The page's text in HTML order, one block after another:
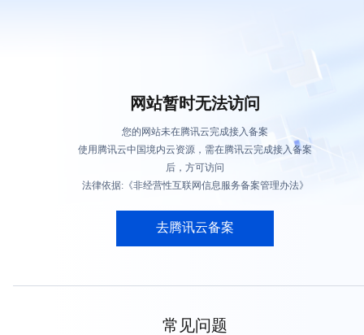
网站暂时无法访问
您的网站未在腾讯云完成接入备案
使用腾讯云中国境内云资源，需在腾讯云完成接入备案
后，方可访问
法律依据:《非经营性互联网信息服务备案管理办法》
去腾讯云备案
常见问题